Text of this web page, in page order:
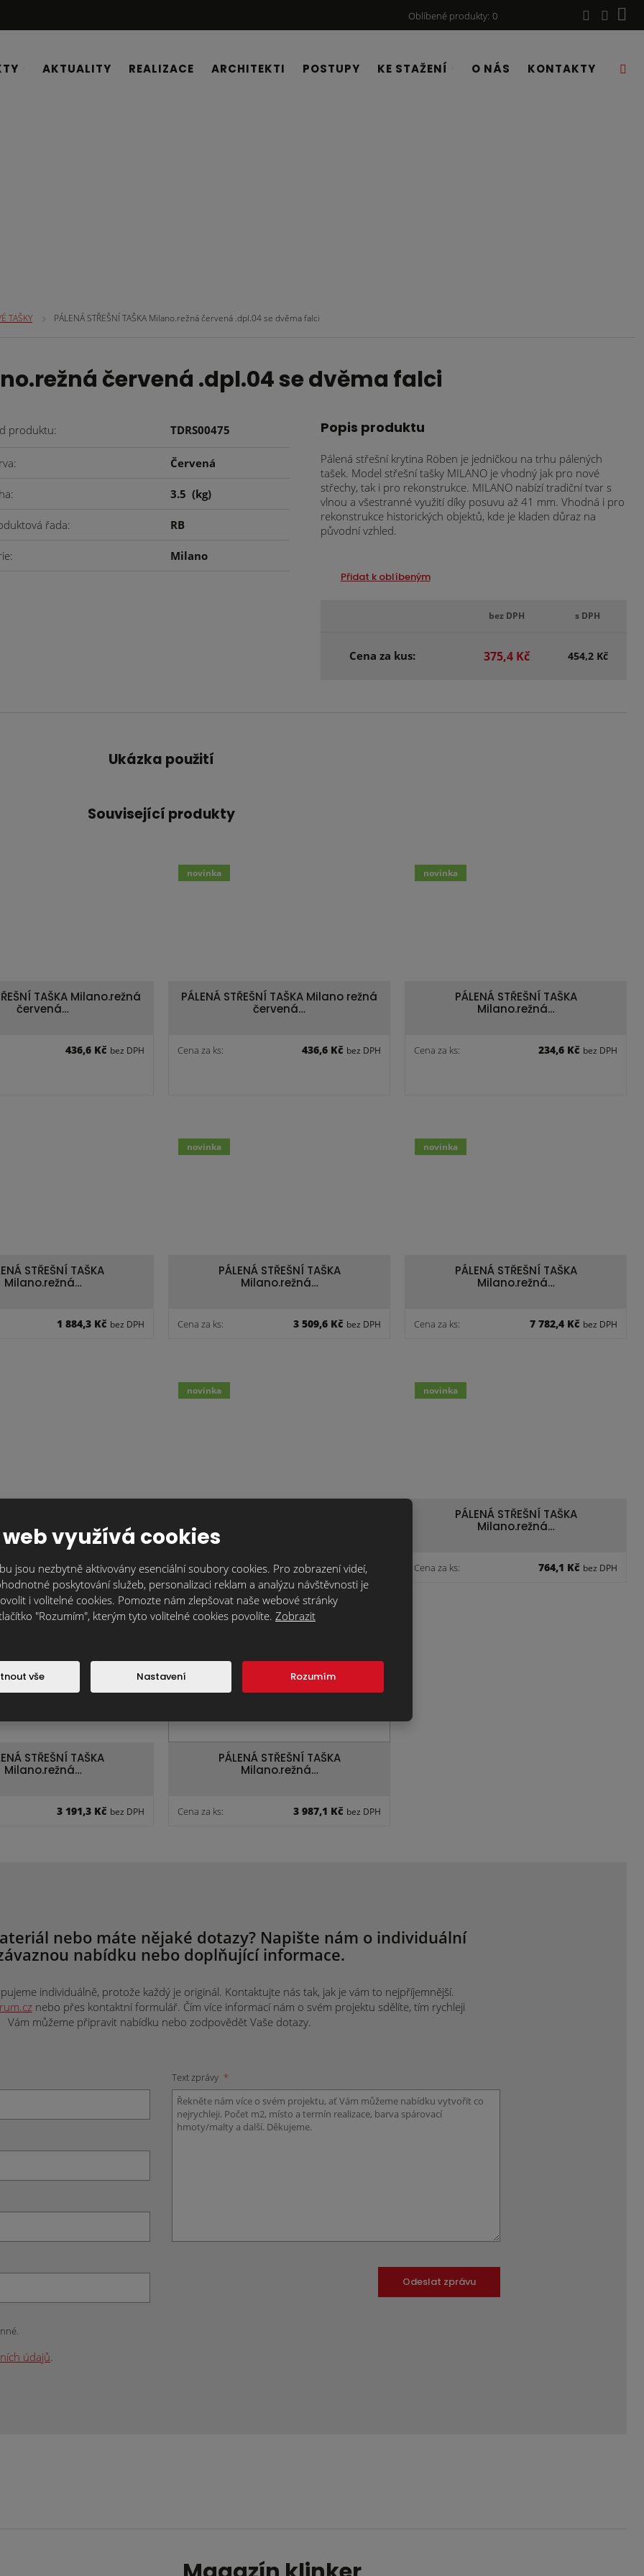
Oblíbené produkty 0
AKTUALITY REALIZACE ARCHITEKTI POSTUPY KE STAŽENÍ O NÁS KONTAKTY
TAŠKY PÁLENÁ STŘEŠNÍ TAŠKA Milano.režná červená .dpl.04 se dvěma falci
červená .dpl.04 se dvěma falci
produktu TDRS00475
Červená
3.5(kg)
řada RB
Milano
Popis produktu
Pálená střešní krytina Röben je jedničkou na trhu pálených
tašek. Model střešní tašky MILANO je vhodný jak pro nové
střechy, tak i pro rekonstrukce. MILANO nabízí tradiční tvar s
vlnou a všestranné využití díky posuvu až 41 mm. Vhodná i pro
rekonstrukce historických objektů, kde je kladen důraz na
původní vzhled.
Přidat k oblíbeným
bez DPH s DPH
Cena za kus: 375,4 Kč 454,2 Kč
Ukázka použití
Související produkty
TAŠKA Milano.režná
červená…
436,6 Kč bez DPH
PÁLENÁ STŘEŠNÍ TAŠKA Milano režná
červená…
Cena za ks: 436,6 Kč bez DPH
novinka
PÁLENÁ STŘEŠNÍ TAŠKA
Milano.režná…
Cena za ks: 234,6 Kč bez DPH
novinka
STŘEŠNÍ TAŠKA
Milano.režná…
1 884,3 Kč bez DPH
PÁLENÁ STŘEŠNÍ TAŠKA
Milano.režná…
Cena za ks: 3 509,6 Kč bez DPH
novinka
PÁLENÁ STŘEŠNÍ TAŠKA
Milano.režná…
Cena za ks: 7 782,4 Kč bez DPH
novinka
Milano.režná…
920,2 Kčbez DPH Cena za ks: 764,1 Kčbez DPH
novinka
PÁLENÁ STŘEŠNÍ TAŠKA
Milano.režná…
Cena za ks: 764,1 Kč bez DPH
novinka
STŘEŠNÍ TAŠKA
Milano.režná…
3 191,3 Kč bez DPH
PÁLENÁ STŘEŠNÍ TAŠKA
Milano.režná…
Cena za ks: 3 987,1 Kč bez DPH
nebo máte nějaké dotazy? Napište nám o individuální
nabídku nebo doplňující informace.
individuálně, protože každý je originál. Kontaktujte nás tak, jak je vám to nejpříjemnější.
nebo přes kontaktní formulář. Čím více informací nám o svém projektu sdělíte, tím rychleji
Vám můžeme připravit nabídku nebo zodpovědět Vaše dotazy.
údajů.
Text zprávy *
Odeslat zprávu
využívá cookies
jsou nezbytně aktivovány esenciální soubory cookies. Pro zobrazení videí,
poskytování služeb, personalizaci reklam a analýzu návštěvnosti je
i volitelné cookies. Pomozte nám zlepšovat naše webové stránky
"Rozumím", kterým tyto volitelné cookies povolíte. Zobrazit
vše Nastavení Rozumím